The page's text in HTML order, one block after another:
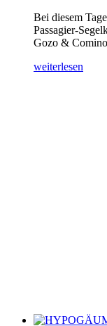
Bei diesem
Passagier-
Gozo &
weiterlesen